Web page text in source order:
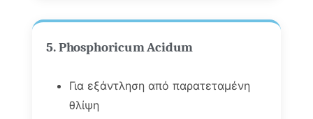
5. Phosphoricum Acidum
Για εξάντληση από παρατεταμένη
θλίψη